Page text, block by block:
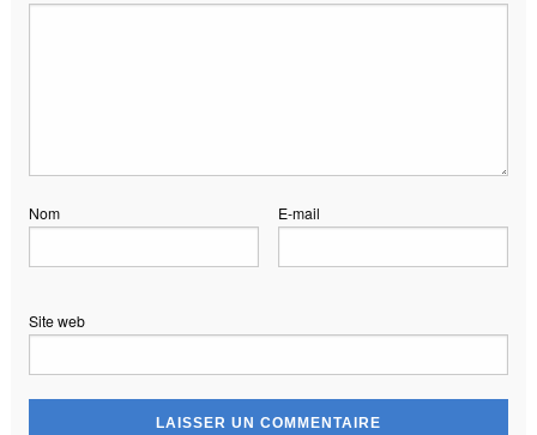
Nom E-mail
Site web